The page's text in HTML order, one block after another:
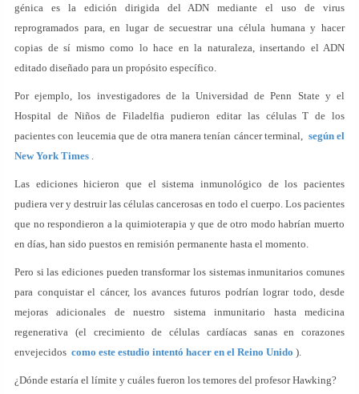
génica es la edición dirigida del ADN mediante el uso de virus
reprogramados para, en lugar de secuestrar una célula humana y hacer
copias de sí mismo como lo hace en la naturaleza, insertando el ADN
editado diseñado para un propósito específico.
Por ejemplo, los investigadores de la Universidad de Penn State y el
Hospital de Niños de Filadelfia pudieron editar las células T de los
pacientes con leucemia que de otra manera tenían cáncer terminal, según el
New York Times .
Las ediciones hicieron que el sistema inmunológico de los pacientes
pudiera ver y destruir las células cancerosas en todo el cuerpo. Los pacientes
que no respondieron a la quimioterapia y que de otro modo habrían muerto
en días, han sido puestos en remisión permanente hasta el momento.
Pero si las ediciones pueden transformar los sistemas inmunitarios comunes
para conquistar el cáncer, los avances futuros podrían lograr todo, desde
mejoras adicionales de nuestro sistema inmunitario hasta medicina
regenerativa (el crecimiento de células cardíacas sanas en corazones
envejecidos como este estudio intentó hacer en el Reino Unido ).
¿Dónde estaría el límite y cuáles fueron los temores del profesor Hawking?